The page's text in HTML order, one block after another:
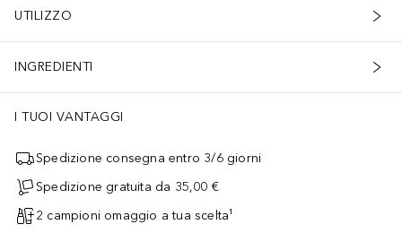
UTILIZZO
INGREDIENTI
I TUOI VANTAGGI
Spedizione consegna entro 3/6 giorni
Spedizione gratuita da 35,00 €
2 campioni omaggio a tua scelta¹